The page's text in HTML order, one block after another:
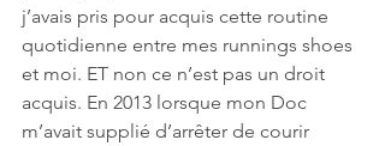
j’avais pris pour acquis cette routine
quotidienne entre mes runnings shoes
et moi. ET non ce n’est pas un droit
acquis. En 2013 lorsque mon Doc
m’avait supplié d’arrêter de courir